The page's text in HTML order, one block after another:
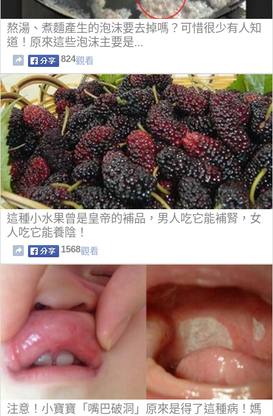
熬湯、煮麵產生的泡沫要去掉嗎？可惜很少有人知
道！原來這些泡沫主要是...
824觀看
這種小水果曾是皇帝的補品，男人吃它能補腎，女
人吃它能養陰！
1568觀看
注意！小寶寶「嘴巴破洞」原來是得了這種病！媽